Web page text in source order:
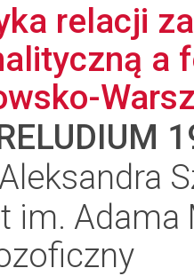
relacji
a
im.